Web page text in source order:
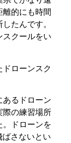
的にも時間
たんです。
スクールをい
ローンスク
あるドローン
際の練習場所
。ドローンを
さないとい